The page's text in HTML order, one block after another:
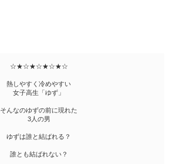
☆★☆★☆★☆★☆
熱しやすく冷めやすい
女子高生「ゆず」
そんなのゆずの前に現れた
3人の男
ゆずは誰と結ばれる？
誰とも結ばれない？